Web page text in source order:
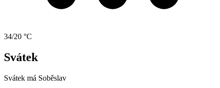
34/20 °C
Svátek
Svátek má Soběslav